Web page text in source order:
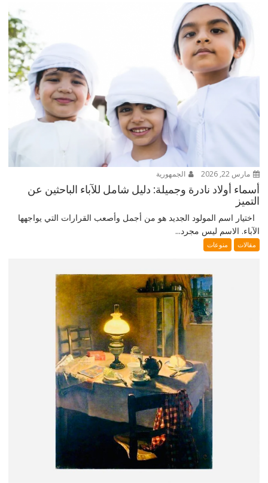
مارس 22, 2026 الجمهورية
أسماء أولاد نادرة وجميلة: دليل شامل للآباء الباحثين عن
التميز
اختيار اسم المولود الجديد هو من أجمل وأصعب القرارات التي يواجهها
الآباء. الاسم ليس مجرد...
مقالات منوعات